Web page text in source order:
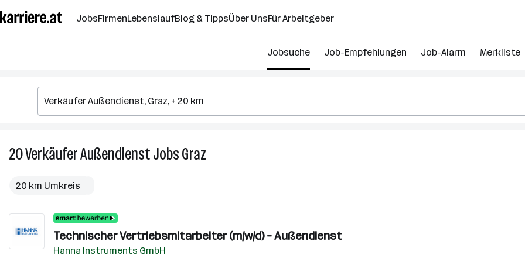
Seiteninhalt
springen
JobsFirmenLebenslaufBlog & TippsÜber UnsFür Arbeitgeber
Jobsuche Job-Empfehlungen Job-Alarm Merkliste
20Verkäufer AußendienstJobsGraz
20 km Umkreis
Technischer Vertriebsmitarbeiter (m/w/d) – Außendienst
Hanna Instruments GmbH